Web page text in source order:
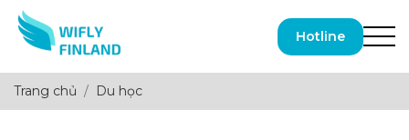
Hotline
Trang chủ Du học